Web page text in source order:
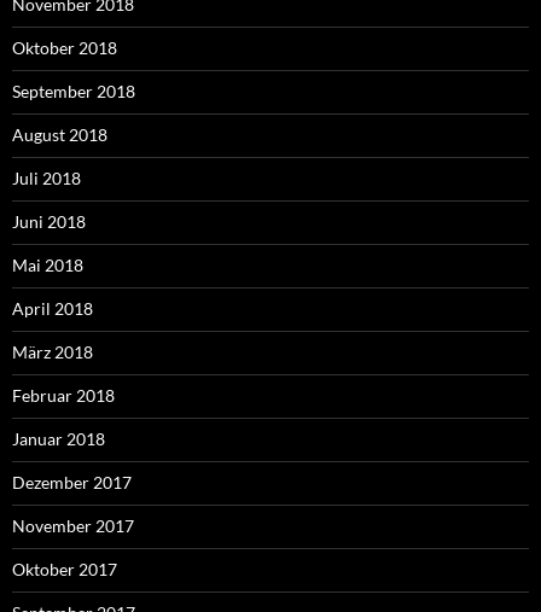
Oktober 2018
September 2018
August 2018
Juli 2018
Juni 2018
Mai 2018
April 2018
März 2018
Februar 2018
Januar 2018
Dezember 2017
November 2017
Oktober 2017